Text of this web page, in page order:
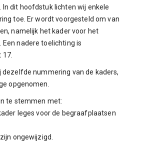
In dit hoofdstuk lichten wij enkele
toe. Er wordt voorgesteld om van
namelijk het kader voor het
Een nadere toelichting is
17.
dezelfde nummering van de kaders,
opgenomen.
te stemmen met:
leges voor de begraafplaatsen
ongewijzigd.